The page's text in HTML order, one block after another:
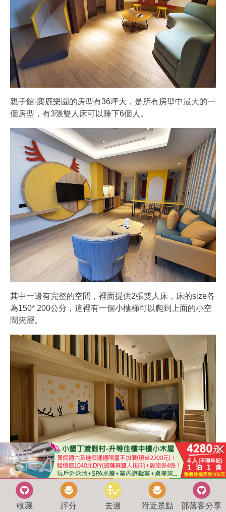
親子館-麋鹿樂園的房型有36坪大，是所有房型中最大的一
個房型，有3張雙人床可以睡下6個人。
其中一邊有完整的空間，裡面提供2張雙人床，床的size各
為150* 200公分，這裡有一個小樓梯可以爬到上面的小空
間夾層。
上方的夾層不高，不過感覺像是小朋友的祕密空間，小小
朋友進去都覺得很有趣。
收藏
評分 去過 附近景點 部落客分享